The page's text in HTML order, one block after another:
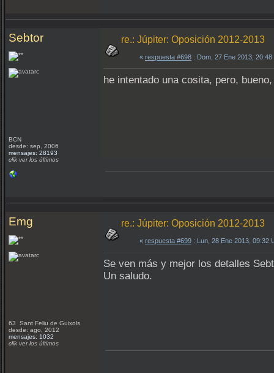
Sebtor
BCN
desde: sep, 2006
mensajes: 28193
clik ver los últimos
re.: Júpiter: Oposición 2012-2013
« respuesta #698 : Dom, 27 Ene 2013,
he intentado una cosita, pero,
Emg
63 Sant Feliu de Guixols
desde: ago, 2012
mensajes: 1032
clik ver los últimos
re.: Júpiter: Oposición 2012-2013
« respuesta #699 : Lun, 28 Ene 2013, 09:32
Se ven más y mejor los detalles
Un saludo.